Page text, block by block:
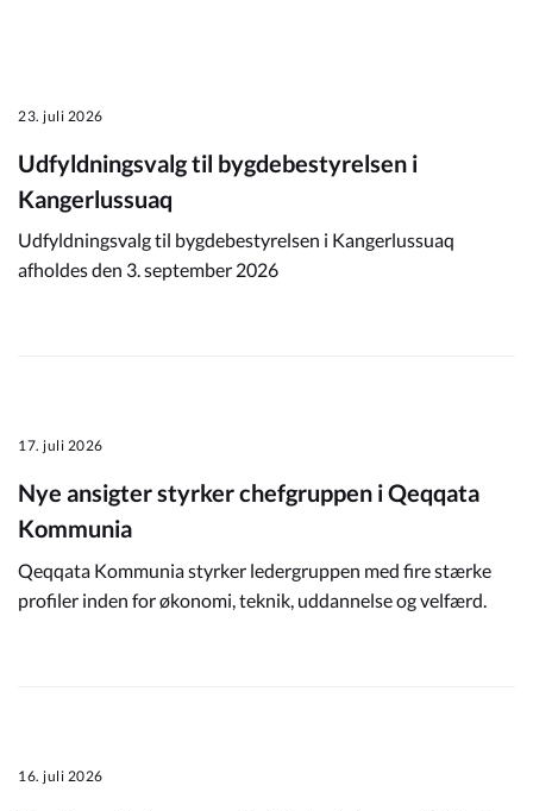
23. juli 2026
Udfyldningsvalg til bygdebestyrelsen i
Kangerlussuaq
Udfyldningsvalg til bygdebestyrelsen i Kangerlussuaq
afholdes den 3. september 2026
17. juli 2026
Nye ansigter styrker chefgruppen i Qeqqata
Kommunia
Qeqqata Kommunia styrker ledergruppen med fire stærke
profiler inden for økonomi, teknik, uddannelse og velfærd.
16. juli 2026